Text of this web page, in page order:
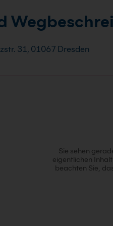
31, 01067 Dresden
Sie sehen
eigentlichen
beachten Sie,